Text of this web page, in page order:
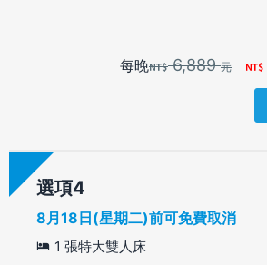
每晚 6,889元
選項
8月18日(星期二)前可免費取消
1 張特大雙人床